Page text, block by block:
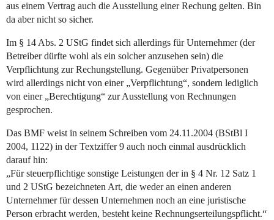
aus einem Vertrag auch die Ausstellung einer Rechung gelten. Bin
da aber nicht so sicher.
Im § 14 Abs. 2 UStG findet sich allerdings für Unternehmer (der
Betreiber dürfte wohl als ein solcher anzusehen sein) die
Verpflichtung zur Rechungstellung. Gegenüber Privatpersonen
wird allerdings nicht von einer „Verpflichtung“, sondern lediglich
von einer „Berechtigung“ zur Ausstellung von Rechnungen
gesprochen.
Das BMF weist in seinem Schreiben vom 24.11.2004 (BStBl I
2004, 1122) in der Textziffer 9 auch noch einmal ausdrücklich
darauf hin:
„Für steuerpflichtige sonstige Leistungen der in § 4 Nr. 12 Satz 1
und 2 UStG bezeichneten Art, die weder an einen anderen
Unternehmer für dessen Unternehmen noch an eine juristische
Person erbracht werden, besteht keine Rechnungserteilungspflicht.“